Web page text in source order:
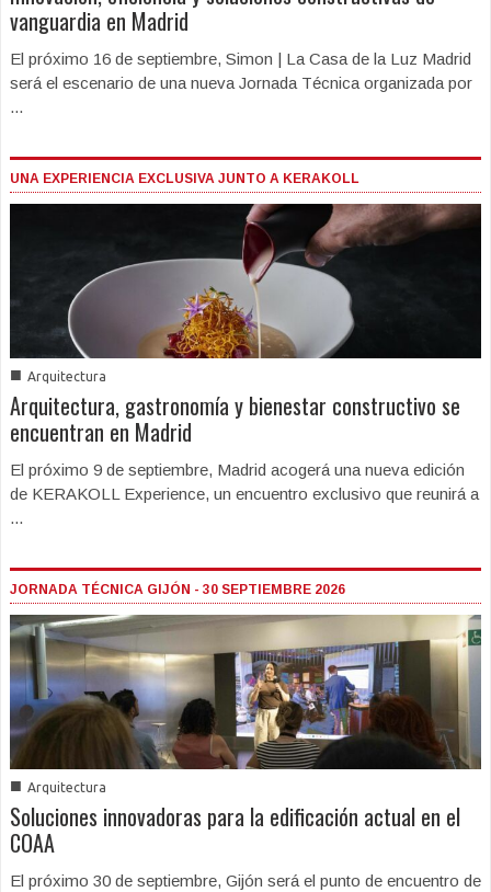
vanguardia en Madrid
El próximo 16 de septiembre, Simon | La Casa de la Luz Madrid
será el escenario de una nueva Jornada Técnica organizada por
...
UNA EXPERIENCIA EXCLUSIVA JUNTO A KERAKOLL
■ Arquitectura
Arquitectura, gastronomía y bienestar constructivo se
encuentran en Madrid
El próximo 9 de septiembre, Madrid acogerá una nueva edición
de KERAKOLL Experience, un encuentro exclusivo que reunirá a
...
JORNADA TÉCNICA GIJÓN - 30 SEPTIEMBRE 2026
■ Arquitectura
Soluciones innovadoras para la edificación actual en el
COAA
El próximo 30 de septiembre, Gijón será el punto de encuentro de